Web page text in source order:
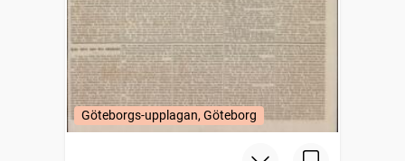
Göteborgs-upplagan, Göteborg